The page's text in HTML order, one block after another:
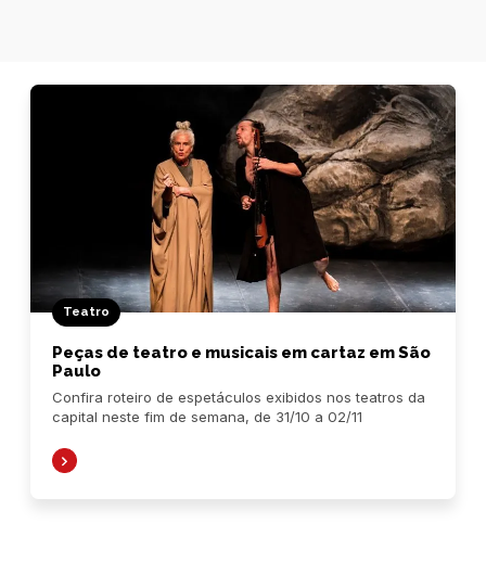
Teatro
Peças de teatro e musicais em cartaz em São
Paulo
Confira roteiro de espetáculos exibidos nos teatros da
capital neste fim de semana, de 31/10 a 02/11